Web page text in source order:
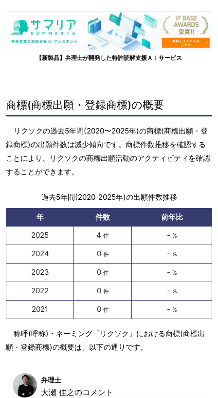
【新製品】弁理士が開発した特許読解支援ＡＩサービス
商標(商標出願・登録商標)の概要
リクソクの過去5年間(2020〜2025年)の商標(商標出願・登
録商標)の出願件数は減少傾向です。商標件数推移を確認する
ことにより、リクソクの商標出願活動のアクティビティを確認
することができます。
過去5年間(2020-2025年)の出願件数推移
年 件数
前年比
2025
4 件 - %
2024 0 件 - %
2023 0 件 - %
2022 0 件 - %
2021 0 件 - %
称呼(呼称)・ネーミング「リクソク」における商標(商標出
願・登録商標)の概要は、以下の通りです。
弁理士
大瀬 佳之のコメント